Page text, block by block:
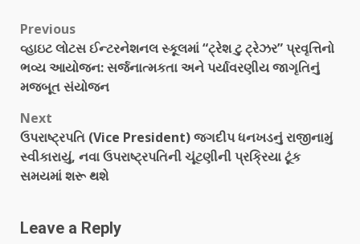
Previous
વ્હાઇટ લોટસ ઈન્ટરનેશનલ સ્કૂલમાં “ટ્રેશ ટુ ટ્રેઝર” પ્રવૃત્તિનો
ભવ્ય આયોજન: સર્જનાત્મકતા અને પર્યાવરણીય જાગૃતિનું
મજબૂત સંયોજન
Next
ઉપરાષ્ટ્રપતિ (Vice President) જગદીપ ધનખડનું રાજીનામું
સ્વીકારાયું, નવા ઉપરાષ્ટ્રપતિની ચૂંટણીની પ્રક્રિયા ટૂંક
સમયમાં શરૂ થશે
Leave a Reply